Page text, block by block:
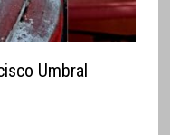
Umbral